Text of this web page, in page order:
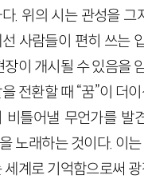
. 위의 시는 관성을
사람들이 편히 쓰는
장이 개시될 수 있음을
전환할 때 “꿈”이 더
비틀어낼 무언가를 발
노래하는 것이다. 이
세계로 기억함으로써